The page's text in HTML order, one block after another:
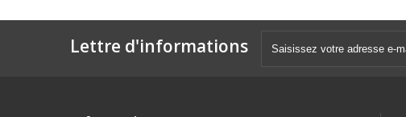
Lettre d'informations